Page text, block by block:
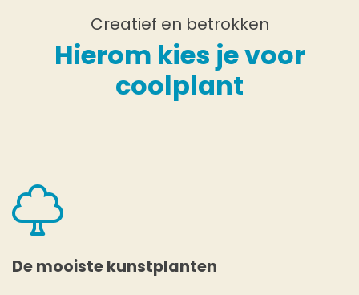
Creatief en betrokken
Hierom kies je voor
coolplant
De mooiste kunstplanten